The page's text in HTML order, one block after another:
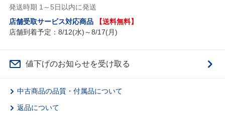
発送時期 1～5日以内に発送
店舗受取サービス対応商品
【送料無料】
店舗到着予定：8/12(水)～8/17(月)
値下げのお知らせを受け取る
中古商品の品質・付属品について
返品について